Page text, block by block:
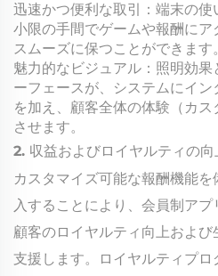
迅速かつ便利な取引：端末の
小限の手間でゲームや報酬に
スムーズに保つことができます。
魅力的なビジュアル：照明効
ーフェースが、システムにイ
を加え、顧客全体の体験（カ
させます。
2. 収益およびロイヤルティの向
カスタマイズ可能な報酬機能
入することにより、会員制ア
顧客のロイヤルティ向上およ
支援します。ロイヤルティプロ